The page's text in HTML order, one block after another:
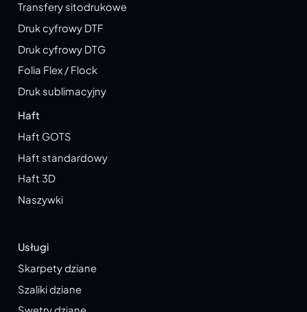
Transfery sitodrukowe
Druk cyfrowy DTF
Druk cyfrowy DTG
Folia Flex / Flock
Druk sublimacyjny
Haft
Haft GOTS
Haft standardowy
Haft 3D
Naszywki
Usługi
Skarpety dziane
Szaliki dziane